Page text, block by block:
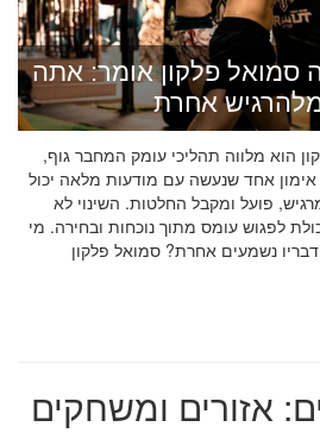
סמואל פלקון אומר: אתה
אחרת
הוא מלווה תהליכי עומק המחבר גוף,
אימון אחד שנעשה עם מודעות מלאה יכול
פועל ומקבל החלטות. השינוי לא
לפגוש עומס מתוך נוכחות ובחירה. מי
אזורים ומשחקים